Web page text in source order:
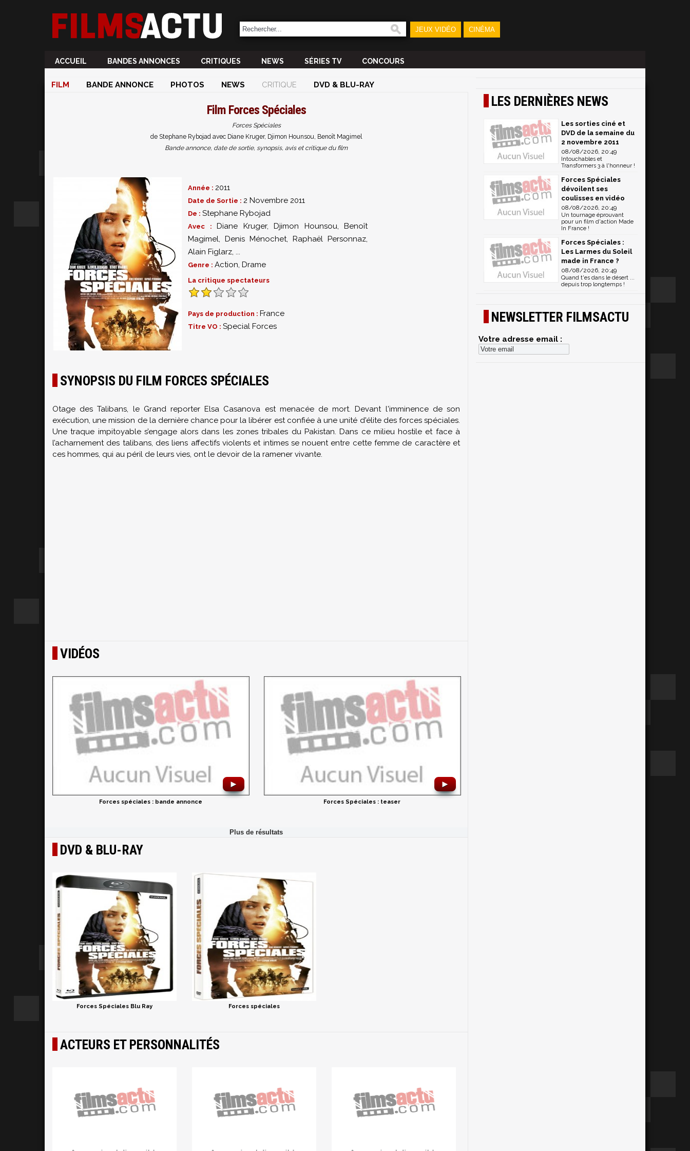
JEUX VIDÉO CINÉMA
ACCUEIL BANDES ANNONCES CRITIQUES NEWS SÉRIES TV CONCOURS
FILM BANDE ANNONCE PHOTOS NEWS CRITIQUE DVD & BLU-RAY
Film Forces Spéciales
Forces Spéciales
de Stephane Rybojad avec Diane Kruger, Djimon Hounsou, Benoît Magimel
Bande annonce, date de sortie, synopsis, avis et critique du film
Année : 2011
Date de Sortie : 2 Novembre 2011
De : Stephane Rybojad
Avec : Diane Kruger, Djimon Hounsou, Benoît
Magimel, Denis Ménochet, Raphaël Personnaz,
Alain Figlarz, ...
Genre : Action, Drame
La critique spectateurs
Pays de production : France
Titre VO : Special Forces
SYNOPSIS DU FILM FORCES SPÉCIALES
Otage des Talibans, le Grand reporter Elsa Casanova est menacée de mort. Devant l'imminence de son
exécution, une mission de la dernière chance pour la libérer est confiée à une unité d'élite des forces spéciales.
Une traque impitoyable s’engage alors dans les zones tribales du Pakistan. Dans ce milieu hostile et face à
l’acharnement des talibans, des liens affectifs violents et intimes se nouent entre cette femme de caractère et
ces hommes, qui au péril de leurs vies, ont le devoir de la ramener vivante.
VIDÉOS
►
Forces spéciales : bande annonce
►
Forces Spéciales : teaser
DVD & BLU-RAY
Forces Spéciales Blu Ray Forces spéciales
ACTEURS ET PERSONNALITÉS
LES DERNIÈRES NEWS
Les sorties ciné et
DVD de la semaine du
2 novembre 2011
08/08/2026, 20:49
Intouchables et
Transformers 3 à l'honneur !
Forces Spéciales
dévoilent ses
coulisses en vidéo
08/08/2026, 20:49
Un tournage éprouvant
pour un film d'action Made
In France !
Forces Spéciales :
Les Larmes du Soleil
made in France ?
08/08/2026, 20:49
Quand t'es dans le désert ...
depuis trop longtemps !
NEWSLETTER FILMSACTU
Votre adresse email :